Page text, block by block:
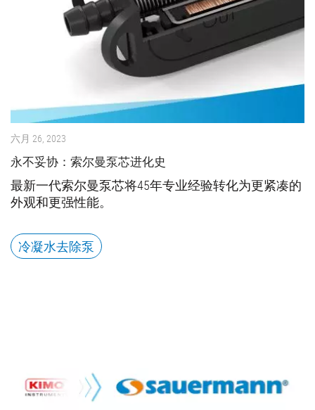
六月 26, 2023
永不妥协：索尔曼泵芯进化史
最新一代索尔曼泵芯将45年专业经验转化为更紧凑的
外观和更强性能。
冷凝水去除泵